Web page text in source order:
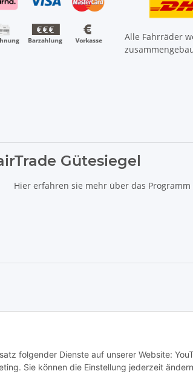
folgender Dienste auf unserer Website:
Sie können die Einstellung jederzeit
Alle Fahrräder
Gütesiegel
Hier erfahren sie mehr über das
(kurz UVP).
führen die Brands Haibike, Cube, Ghost, LIV, Simplon